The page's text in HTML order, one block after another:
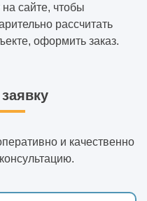
сайте, чтобы
рассчитать
оформить заказ.
и качественно